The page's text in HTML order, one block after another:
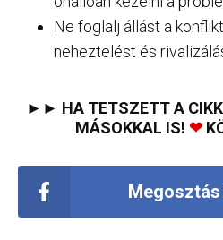
Ne foglalj állást a
neheztelést és
►► HA TETSZETT A
MÁSOKKAL IS! ❤